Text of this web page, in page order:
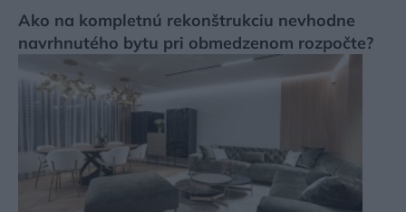
Ako na kompletnú rekonštrukciu nevhodne
navrhnutého bytu pri obmedzenom rozpočte?